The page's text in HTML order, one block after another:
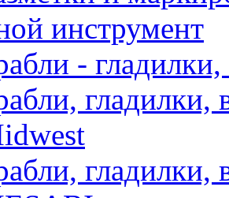
инструмент
-
гладилки,
гладилки,